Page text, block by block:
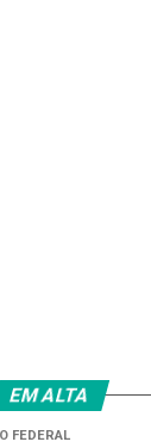
governos
Neves-
um marco que
EM ALTA
FEDERAL